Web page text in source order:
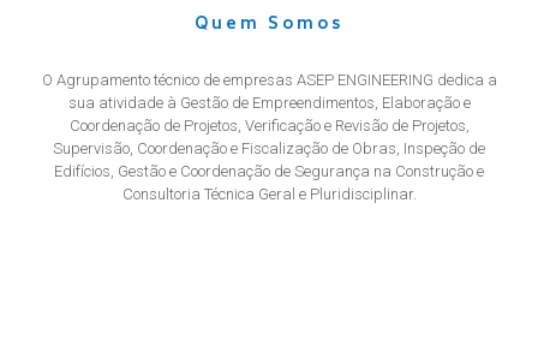
Quem Somos
O Agrupamento técnico de empresas ASEP ENGINEERING dedica a
sua atividade à Gestão de Empreendimentos, Elaboração e
Coordenação de Projetos, Verificação e Revisão de Projetos,
Supervisão, Coordenação e Fiscalização de Obras, Inspeção de
Edifícios, Gestão e Coordenação de Segurança na Construção e
Consultoria Técnica Geral e Pluridisciplinar.